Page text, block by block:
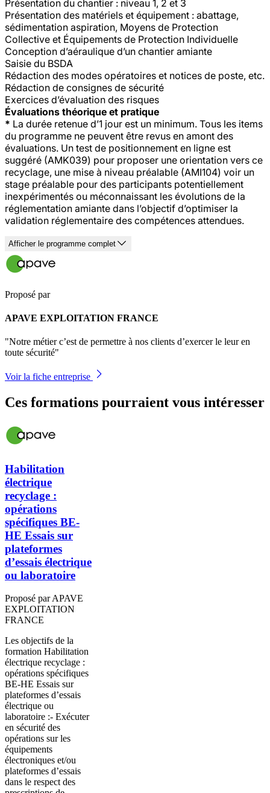
Présentation du chantier : niveau 1, 2 et 3
Présentation des matériels et équipement : abattage,
sédimentation aspiration, Moyens de Protection
Collective et Équipements de Protection Individuelle
Conception d’aéraulique d’un chantier amiante
Saisie du BSDA
Rédaction des modes opératoires et notices de poste, etc.
Rédaction de consignes de sécurité
Exercices d’évaluation des risques
Évaluations théorique et pratique
* La durée retenue d’1 jour est un minimum. Tous les items
du programme ne peuvent être revus en amont des
évaluations. Un test de positionnement en ligne est
suggéré (AMK039) pour proposer une orientation vers ce
recyclage, une mise à niveau préalable (AMI104) voir un
stage préalable pour des participants potentiellement
inexpérimentés ou méconnaissant les évolutions de la
réglementation amiante dans l’objectif d’optimiser la
validation réglementaire des compétences attendues.
Afficher le programme complet
Proposé par
APAVE EXPLOITATION FRANCE
"Notre métier c’est de permettre à nos clients d’exercer le leur en
toute sécurité"
Voir la fiche entreprise
Ces formations pourraient vous intéresser
Habilitation
électrique
recyclage :
opérations
spécifiques BE-
HE Essais sur
plateformes
d’essais électrique
ou laboratoire
Proposé par APAVE
EXPLOITATION
FRANCE
Les objectifs de la
formation Habilitation
électrique recyclage :
opérations spécifiques
BE-HE Essais sur
plateformes d’essais
électrique ou
laboratoire :- Exécuter
en sécurité des
opérations sur les
équipements
électroniques et/ou
plateformes d’essais
dans le respect des